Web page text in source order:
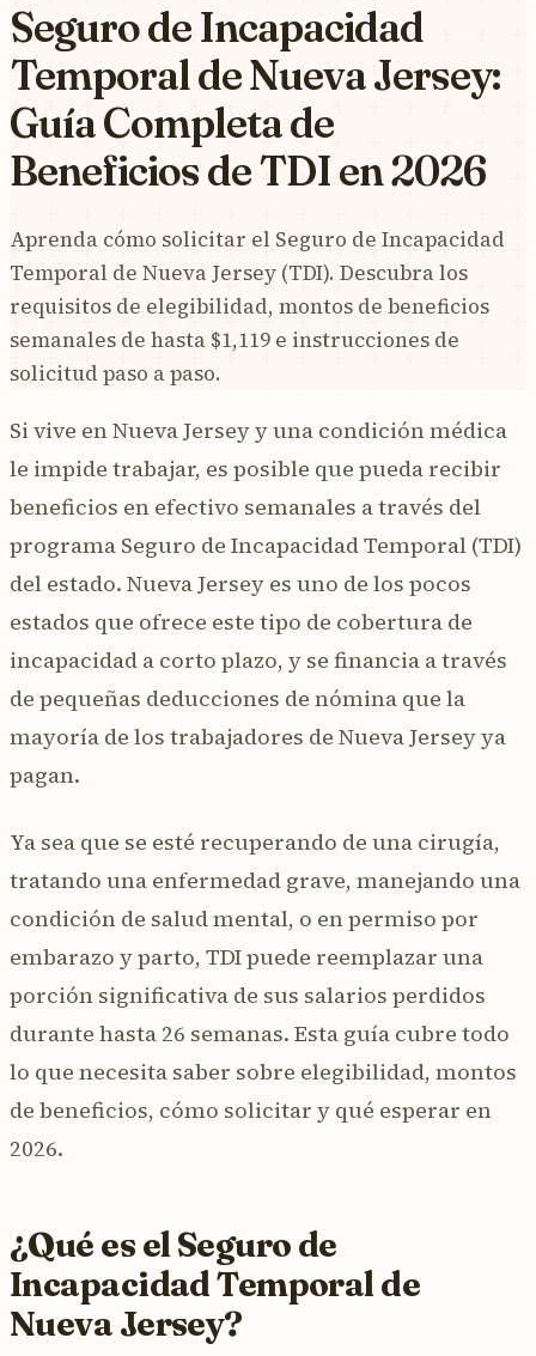
Seguro de Incapacidad
Temporal de Nueva Jersey:
Guía Completa de
Beneficios de TDI en 2026
Aprenda cómo solicitar el Seguro de Incapacidad
Temporal de Nueva Jersey (TDI). Descubra los
requisitos de elegibilidad, montos de beneficios
semanales de hasta $1,119 e instrucciones de
solicitud paso a paso.
Si vive en Nueva Jersey y una condición médica
le impide trabajar, es posible que pueda recibir
beneficios en efectivo semanales a través del
programa Seguro de Incapacidad Temporal (TDI)
del estado. Nueva Jersey es uno de los pocos
estados que ofrece este tipo de cobertura de
incapacidad a corto plazo, y se financia a través
de pequeñas deducciones de nómina que la
mayoría de los trabajadores de Nueva Jersey ya
pagan.
Ya sea que se esté recuperando de una cirugía,
tratando una enfermedad grave, manejando una
condición de salud mental, o en permiso por
embarazo y parto, TDI puede reemplazar una
porción significativa de sus salarios perdidos
durante hasta 26 semanas. Esta guía cubre todo
lo que necesita saber sobre elegibilidad, montos
de beneficios, cómo solicitar y qué esperar en
2026.
¿Qué es el Seguro de
Incapacidad Temporal de
Nueva Jersey?